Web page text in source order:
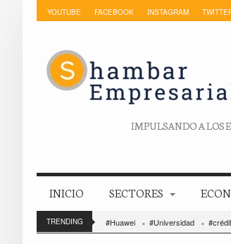
YOUTUBE FACEBOOK INSTAGRAM
IMPULSANDO A LOS
INICIO SECTORES
TRENDING #Huawei #Universidad